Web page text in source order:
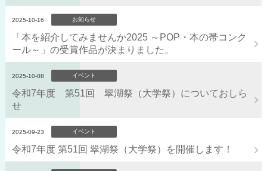
2025-10-16 お知らせ
「本を紹介してみませんか2025 ～POP・本の帯コンク
ール～」の受賞作品が決まりました。
2025-10-08 イベント
令和7年度 第51回 翠湖祭（大学祭）についておしら
せ
2025-09-23 イベント
令和7年度 第51回 翠湖祭（大学祭）を開催します！